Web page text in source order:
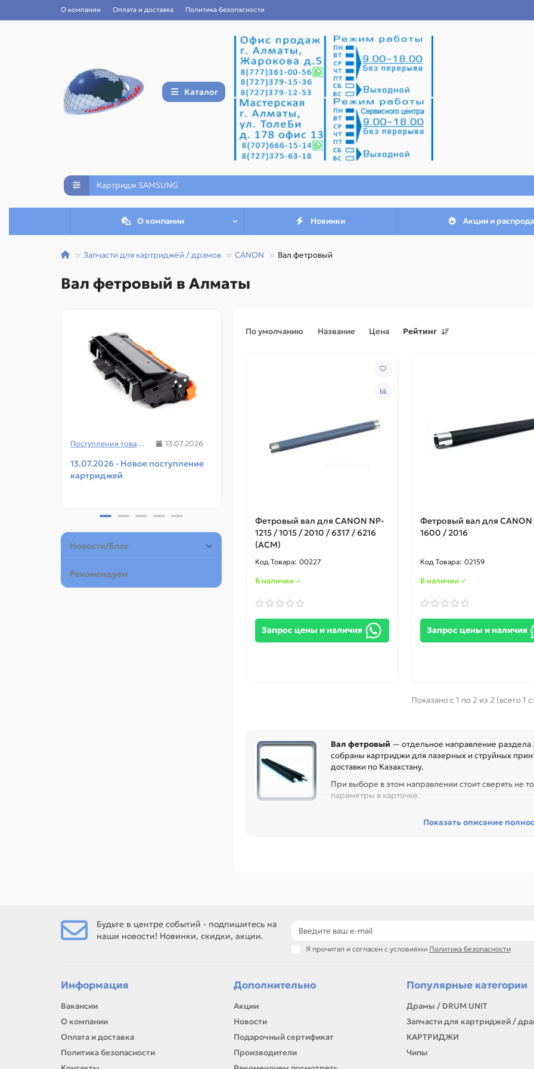
О компании Оплата и доставка Политика безопасности
Каталог
О компании Новинки Акции и
Запчасти для картриджей / драмов CANON Вал фетровый
Вал фетровый в Алматы
Поступления товаров 13.07.2026
13.07.2026 - Новое поступление
картриджей
Поступления товаров Поступления товаров
Новости/Блог
Рекомендуем
По умолчанию Название Цена Рейтинг
Фетровый вал для CANON NP-
1215 / 1015 / 2010 / 6317 / 6216
(ACM)
00227
В наличии ✓
Запрос цены и наличия
Фетровый вал для CANON
1600 / 2016
02159
В наличии ✓
Запрос цены и наличия
Показано с 1 по 2 из 2 (всего 1
Вал фетровый — отдельное направление
собраны картриджи для лазерных и струйных
доставки по Казахстану.
При выборе в этом направлении стоит сверять не
параметры в карточке.
расходник без ошибок по совместимости, особенно при обслуживании
позиции для офисной печати и сервисного запаса
самовывоз и доставка по Алматы, отправка по Казахстану
Показать описание
Будьте в центре событий - подпишитесь на
наши новости! Новинки, скидки, акции.
Я прочитал и согласен с условиями Политика безопасности
Информация
Вакансии
О компании
Оплата и доставка
Политика безопасности
Дополнительно
Акции
Новости
Подарочный сертификат
Производители
Популярные категории
Драмы / DRUM UNIT
Запчасти для картриджей /
КАРТРИДЖИ
Чипы